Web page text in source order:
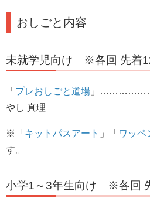
おしごと内容
未就学児向け ※各回 先着
「 プレおしごと道場 」
やし 真理
※「 キットパスアート 」「 ワッペ
す。
小学1～3年生向け ※各回